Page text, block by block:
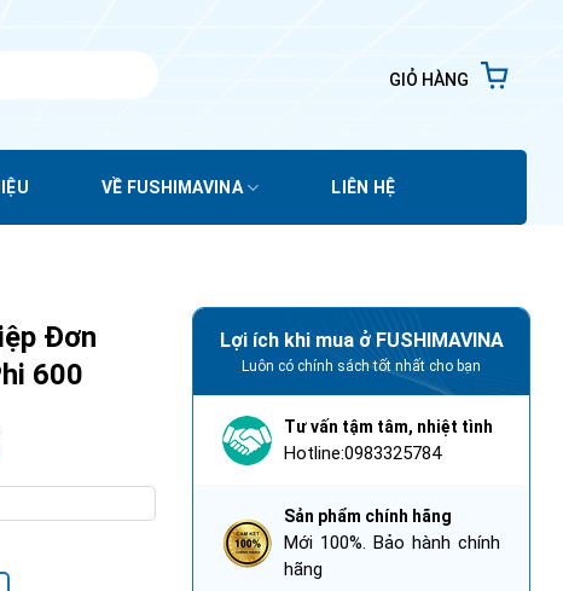
GIỎ HÀNG
VỀ FUSHIMAVINA LIÊN HỆ
Đơn
600
Mặt Lõm Phi 600 số lượng
Lợi ích khi mua ở FUSHIMAVINA
Luôn có chính sách tốt nhất cho bạn
Tư vấn tậm tâm, nhiệt tình
Hotline:0983325784
Sản phẩm chính hãng
Mới 100%. Bảo hành chính
hãng